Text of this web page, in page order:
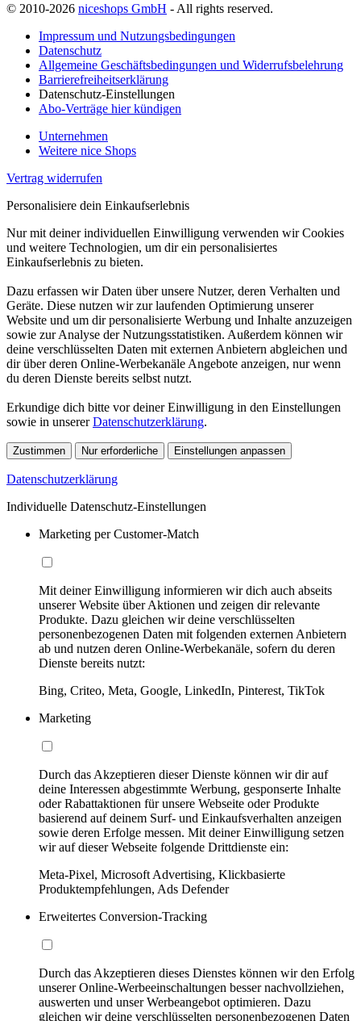
© 2010-2026 niceshops GmbH - All rights reserved.
Impressum und Nutzungsbedingungen
Datenschutz
Allgemeine Geschäftsbedingungen und Widerrufsbelehrung
Barrierefreiheitserklärung
Datenschutz-Einstellungen
Abo-Verträge hier kündigen
Unternehmen
Weitere nice Shops
Vertrag widerrufen
Personalisiere dein Einkaufserlebnis
Nur mit deiner individuellen Einwilligung verwenden wir Cookies
und weitere Technologien, um dir ein personalisiertes
Einkaufserlebnis zu bieten.
Dazu erfassen wir Daten über unsere Nutzer, deren Verhalten und
Geräte. Diese nutzen wir zur laufenden Optimierung unserer
Website und um dir personalisierte Werbung und Inhalte anzuzeigen
sowie zur Analyse der Nutzungsstatistiken. Außerdem können wir
deine verschlüsselten Daten mit externen Anbietern abgleichen und
dir über deren Online-Werbekanäle Angebote anzeigen, nur wenn
du deren Dienste bereits selbst nutzt.
Erkundige dich bitte vor deiner Einwilligung in den Einstellungen
sowie in unsererDatenschutzerklärung.
Zustimmen Nur erforderliche Einstellungen anpassen
Datenschutzerklärung
Individuelle Datenschutz-Einstellungen
Marketing per Customer-Match
Mit deiner Einwilligung informieren wir dich auch abseits
unserer Website über Aktionen und zeigen dir relevante
Produkte. Dazu gleichen wir deine verschlüsselten
personenbezogenen Daten mit folgenden externen Anbietern
ab und nutzen deren Online-Werbekanäle, sofern du deren
Dienste bereits nutzt:
Bing, Criteo, Meta, Google, LinkedIn, Pinterest, TikTok
Marketing
Durch das Akzeptieren dieser Dienste können wir dir auf
deine Interessen abgestimmte Werbung, gesponserte Inhalte
oder Rabattaktionen für unsere Webseite oder Produkte
basierend auf deinem Surf- und Einkaufsverhalten anzeigen
sowie deren Erfolge messen. Mit deiner Einwilligung setzen
wir auf dieser Webseite folgende Drittdienste ein:
Meta-Pixel, Microsoft Advertising, Klickbasierte
Produktempfehlungen, Ads Defender
Erweitertes Conversion-Tracking
Durch das Akzeptieren dieses Dienstes können wir den Erfolg
unserer Online-Werbeeinschaltungen besser nachvollziehen,
auswerten und unser Werbeangebot optimieren. Dazu
gleichen wir deine verschlüsselten personenbezogenen Daten